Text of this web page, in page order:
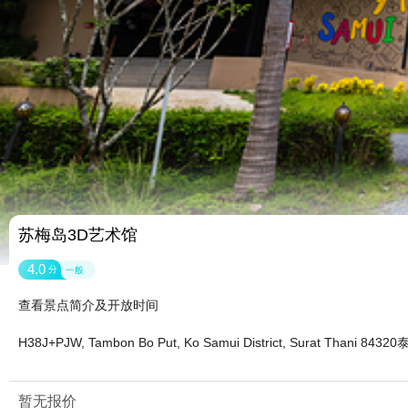
苏梅岛3D艺术馆
4.0 分 一般
查看景点简介及开放时间
H38J+PJW, Tambon Bo Put, Ko Samui District, Surat Thani 84320
暂无报价